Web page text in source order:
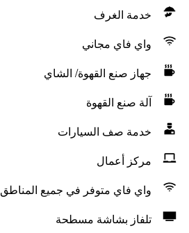
خدمة الغرف
واي فاي مجاني
جهاز صنع القهوة/ الشاي
آلة صنع القهوة
خدمة صف السيارات
مركز أعمال
واي فاي متوفر في جميع المناطق
تلفاز بشاشة مسطحة